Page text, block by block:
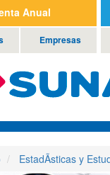
Anual
Empresas
EstadÃ­sticas y